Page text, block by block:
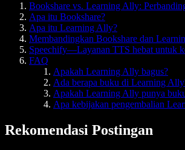
Bookshare vs. Learning Ally:
Apa itu Bookshare?
Apa itu Learning Ally?
Membandingkan Bookshare dan
Speechify—Layanan TTS hebat untuk
FAQ
Apakah Learning Ally bagus?
Ada berapa buku di Learning
Apakah Learning Ally punya
Apa kebijakan pengembalian
Rekomendasi Postingan